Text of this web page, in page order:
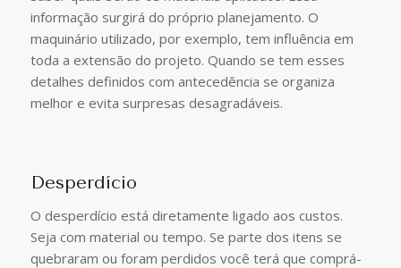
informação surgirá do próprio planejamento. O
maquinário utilizado, por exemplo, tem influência em
toda a extensão do projeto. Quando se tem esses
detalhes definidos com antecedência se organiza
melhor e evita surpresas desagradáveis.
Desperdício
O desperdício está diretamente ligado aos custos.
Seja com material ou tempo. Se parte dos itens se
quebraram ou foram perdidos você terá que comprá-